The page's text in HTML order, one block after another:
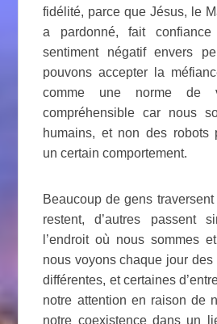
fidélité, parce que Jésus, le
a pardonné, fait
sentiment négatif envers
pouvons accepter la
comme une norme de
compréhensible car nous
humains, et non des robots
un certain comportement.
Beaucoup de gens
restent, d’autres passent
l’endroit où nous sommes
nous voyons chaque jour
différentes, et certaines
notre attention en raison de
notre coexistence dans un